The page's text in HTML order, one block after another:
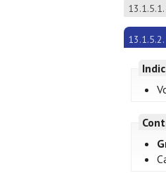
13.1.5.1.
13.1.5.2.